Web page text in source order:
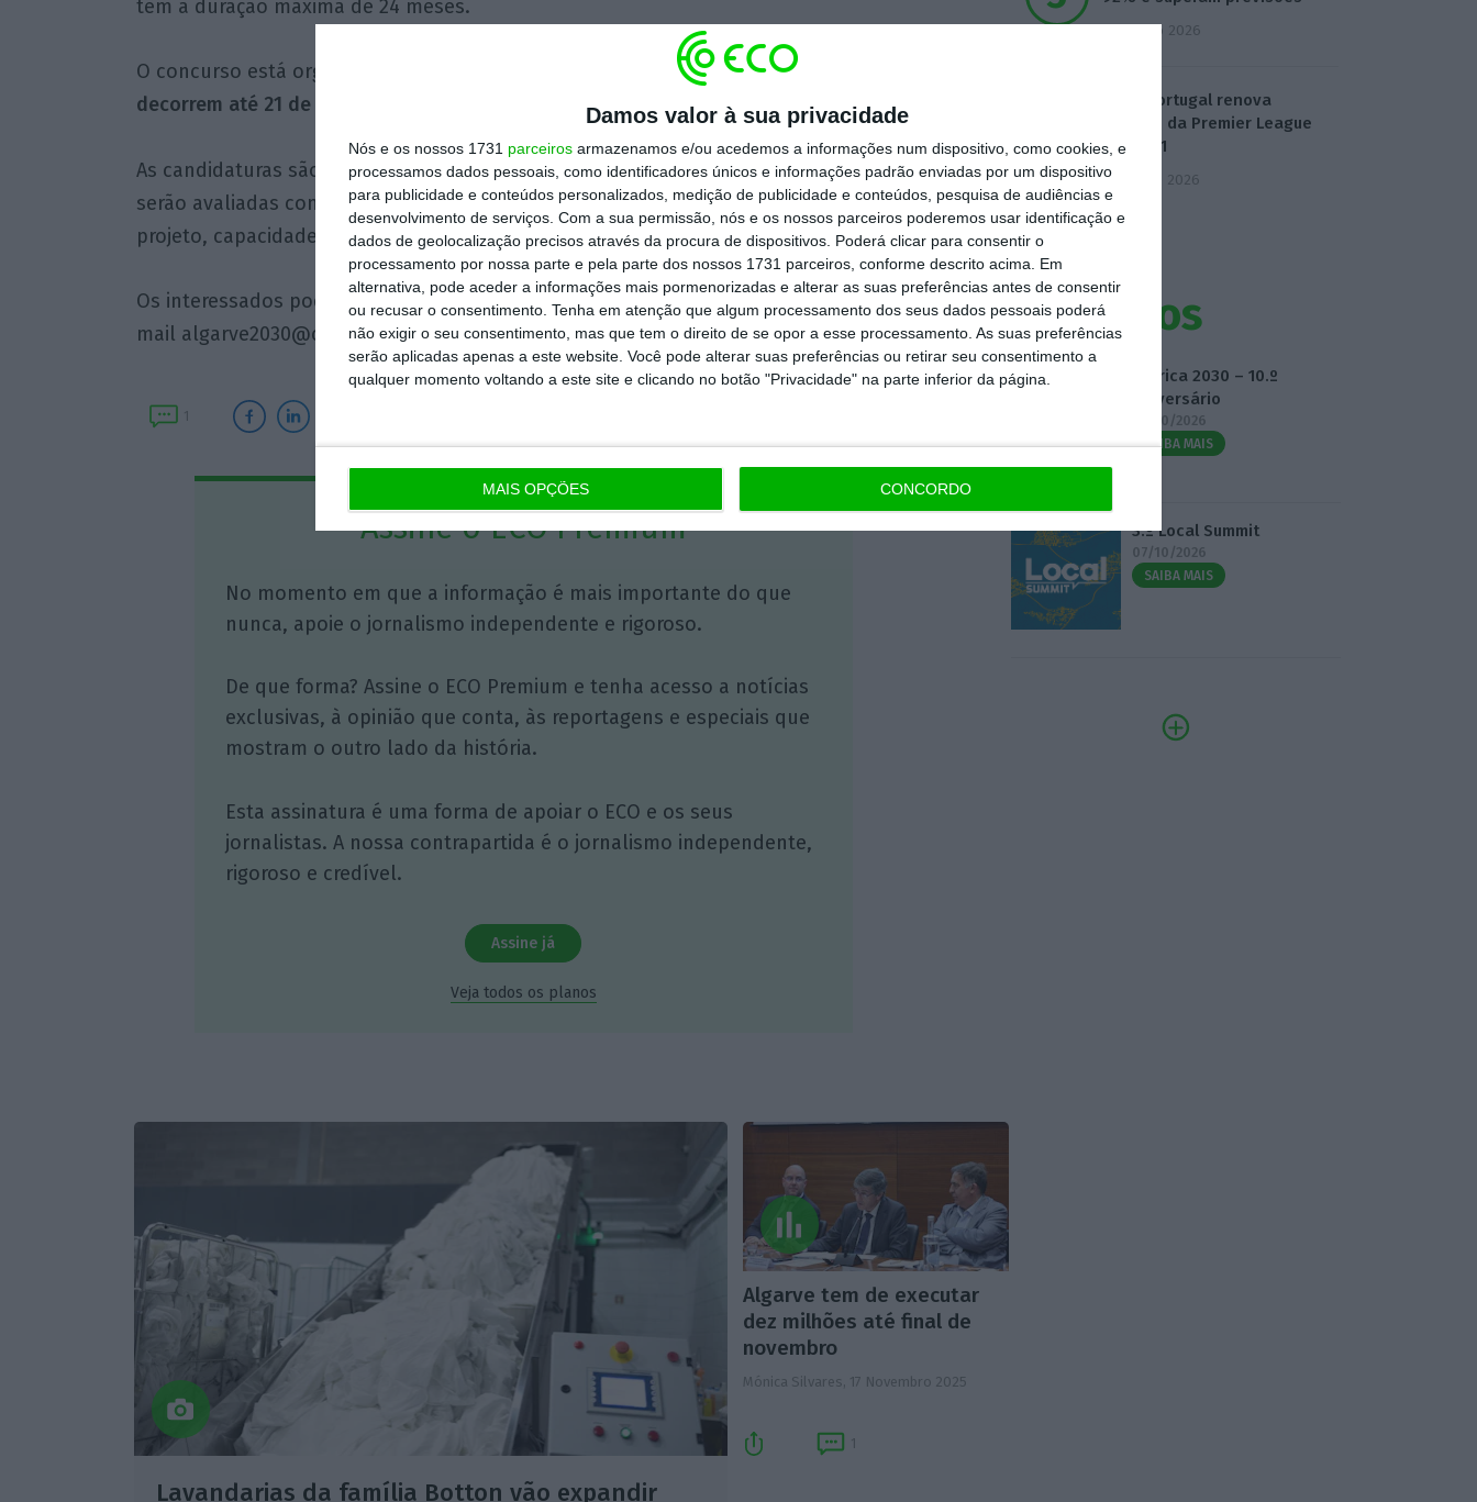
Damos valor à sua privacidade
Nós e os nossos 1731 parceiros armazenamos e/ou acedemos a informações num dispositivo, como cookies, e
processamos dados pessoais, como identificadores únicos e informações padrão enviadas por um dispositivo
para publicidade e conteúdos personalizados, medição de publicidade e conteúdos, pesquisa de audiências e
desenvolvimento de serviços. Com a sua permissão, nós e os nossos parceiros poderemos usar identificação e
dados de geolocalização precisos através da procura de dispositivos. Poderá clicar para consentir o
processamento por nossa parte e pela parte dos nossos 1731 parceiros, conforme descrito acima. Em
alternativa, pode aceder a informações mais pormenorizadas e alterar as suas preferências antes de consentir
ou recusar o consentimento. Tenha em atenção que algum processamento dos seus dados pessoais poderá
não exigir o seu consentimento, mas que tem o direito de se opor a esse processamento. As suas preferências
serão aplicadas apenas a este website. Você pode alterar suas preferências ou retirar seu consentimento a
qualquer momento voltando a este site e clicando no botão "Privacidade" na parte inferior da página.
MAIS OPÇÕES CONCORDO
têm a duração máxima de 24 meses.
O concurso está organizado em duas fases. Na primeira fase, ascandidaturas
decorrem até 21 de março de 2026. E, na segunda, decorrem até 30 de junho.
As candidaturas são submetidas através do Balcão dos Fundos (Balcão 2030) e
serão avaliadas com base nos critérios de adequação estratégica, qualidade do
projeto, capacidade de execução e impacto económico e regional.
Os interessados podem obter mais informação através da linha 800 10 35 10 e/ou e-
mail algarve2030@ccdr-alg.pt.
1
Assine o ECO Premium
No momento em que a informação é mais importante do que
nunca, apoie o jornalismo independente e rigoroso.
De que forma? Assine o ECO Premium e tenha acesso a notícias
exclusivas, à opinião que conta, às reportagens e especiais que
mostram o outro lado da história.
Esta assinatura é uma forma de apoiar o ECO e os seus
jornalistas. A nossa contrapartida é o jornalismo independente,
rigoroso e credível.
Assine já
Veja todos os planos
4 Agosto 2026
Dazn Portugal renova
direitos da Premier League
até 2031
5 Agosto 2026
Eventos
Fábrica 2030 – 10.º
Aniversário
14/10/2026
SAIBA MAIS
3.º Local Summit
07/10/2026
SAIBA MAIS
Lavandarias da família Botton vão expandir
Algarve tem de executar
dez milhões até final de
novembro
Mónica Silvares, 17 Novembro 2025
1